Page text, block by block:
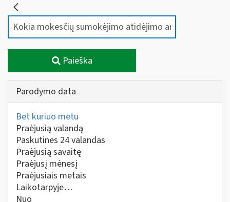
Paieška
Parodymo data
Bet kuriuo metu
Praėjusią valandą
Paskutines 24 valandas
Praėjusią savaitę
Praėjusį mėnesį
Praėjusiais metais
Laikotarpyje…
Nuo